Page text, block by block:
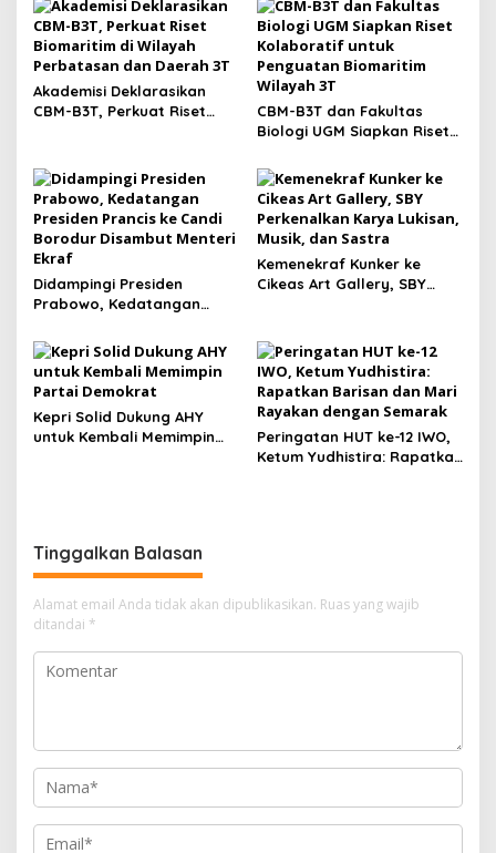
Akademisi Deklarasikan
CBM-B3T, Perkuat Riset
CBM-B3T dan Fakultas
Biologi UGM Siapkan Riset
Penguatan Biomaritim
Wilayah 3T
Didampingi Presiden
Prabowo, Kedatangan
Borodur Disambut Menteri
Ekraf
Kemenekraf Kunker ke
Cikeas Art Gallery, SBY
Kepri Solid Dukung AHY
untuk Kembali Memimpin
Peringatan HUT ke-12 IWO,
Ketum Yudhistira: Rapatkan
Tinggalkan Balasan
Alamat email Anda tidak akan dipublikasikan. Ruas yang wajib
ditandai *